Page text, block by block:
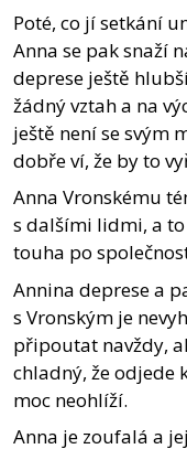
Poté, co jí setkání
Anna se pak snaží
deprese ještě
žádný vztah a na
ještě není se svým
dobře ví, že by to
Anna Vronskému
s dalšími lidmi, a
touha po
Annina deprese a
s Vronským je
připoutat navždy,
chladný, že odjede
moc neohlíží.
Anna je zoufalá a